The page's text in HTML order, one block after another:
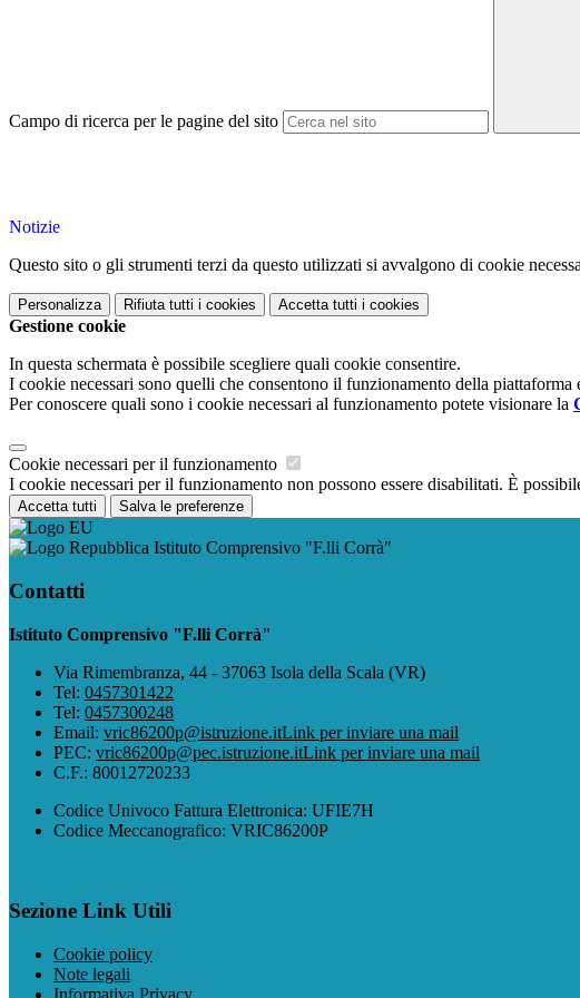
Campo di ricerca per le pagine del sito
Notizie
Questo sito o gli strumenti terzi da questo utilizzati si avvalgono di cookie
Personalizza Rifiuta tutti i cookies Accetta tutti i cookies
Gestione cookie
In questa schermata è possibile scegliere quali cookie consentire.
I cookie necessari sono quelli che consentono il funzionamento della
Per conoscere quali sono i cookie necessari al funzionamento potete visionare la
Cookie necessari per il funzionamento
I cookie necessari per il funzionamento non possono essere disabilitati. È
Accetta tutti Salva le preferenze
Istituto Comprensivo "F.lli Corrà"
Contatti
Istituto Comprensivo "F.lli Corrà"
Via Rimembranza, 44 - 37063 Isola della Scala (VR)
Tel: 0457301422
Tel: 0457300248
Email: vric86200p@istruzione.itLink per inviare una mail
PEC: vric86200p@pec.istruzione.itLink per inviare una mail
C.F.: 80012720233
Codice Univoco Fattura Elettronica: UFIE7H
Codice Meccanografico: VRIC86200P
Sezione Link Utili
Cookie policy
Note legali
Informativa Privacy